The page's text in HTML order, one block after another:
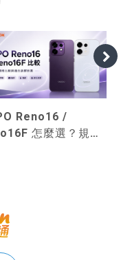
Reno16 /
怎麼選？規格